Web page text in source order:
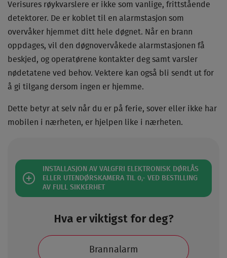
Verisures røykvarslere er ikke som vanlige, frittstående
detektorer. De er koblet til en alarmstasjon som
overvåker hjemmet ditt hele døgnet. Når en brann
oppdages, vil den døgnovervåkede alarmstasjonen få
beskjed, og operatørene kontakter deg samt varsler
nødetatene ved behov. Vektere kan også bli sendt ut for
å gi tilgang dersom ingen er hjemme.
Dette betyr at selv når du er på ferie, sover eller ikke har
mobilen i nærheten, er hjelpen like i nærheten.
INSTALLASJON AV VALGFRI ELEKTRONISK DØRLÅS
ELLER UTENDØRSKAMERA TIL 0,- VED BESTILLING
AV FULL SIKKERHET
Hva er viktigst for deg?
Brannalarm